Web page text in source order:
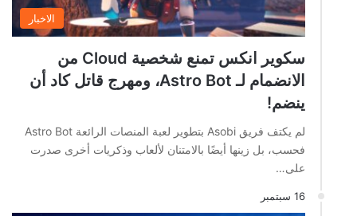
الاخبار
سكوير انكس تمنع شخصية Cloud من
الانضمام لـ Astro Bot، ومهرج قاتل كاد أن
ينضم!
لم يكتف فريق Asobi بتطوير لعبة المنصات الرائعة Astro Bot
فحسب، بل زينها أيضًا بالامتنان لألعاب وذكريات أخرى صدرت
على…
16 سبتمبر